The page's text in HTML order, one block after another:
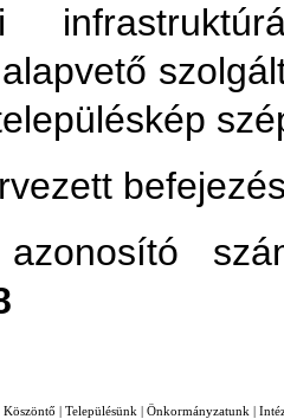
Köszöntő | Településünk | Önkormányzatunk |